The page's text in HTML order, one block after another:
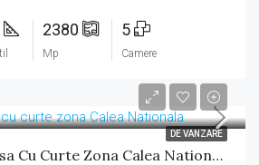
2380
Mp
5
Camere
DE VANZARE
De Vânzare – Casa Cu Curte Zona Calea Nationala